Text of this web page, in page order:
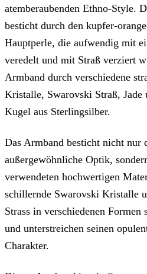
atemberaubenden Ethno-Style.
besticht durch den kupfer-
Hauptperle, die aufwendig mit
veredelt und mit Straß verziert
Armband durch verschiedene
Kristalle, Swarovski Straß,
Kugel aus Sterlingsilber.
Das Armband besticht nicht nur
außergewöhnliche Optik,
verwendeten hochwertigen
schillernde Swarovski Kristalle
Strass in verschiedenen Formen
und unterstreichen seinen
Charakter.